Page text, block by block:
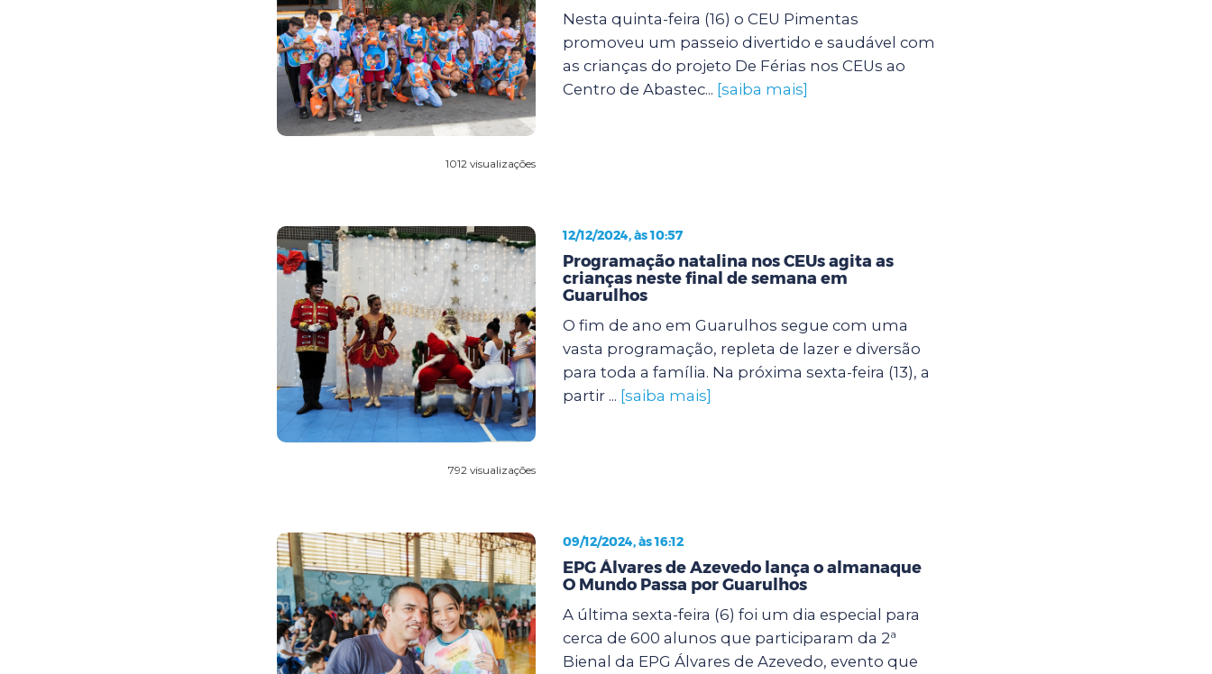
1012 visualizações
Nesta quinta-feira (16) o CEU Pimentas
promoveu um passeio divertido e saudável com
as crianças do projeto De Férias nos CEUs ao
Centro de Abastec... [saiba mais]
792 visualizações
12/12/2024, às 10:57
Programação natalina nos CEUs agita as
crianças neste final de semana em
Guarulhos
O fim de ano em Guarulhos segue com uma
vasta programação, repleta de lazer e diversão
para toda a família. Na próxima sexta-feira (13), a
partir ... [saiba mais]
09/12/2024, às 16:12
EPG Álvares de Azevedo lança o almanaque
O Mundo Passa por Guarulhos
A última sexta-feira (6) foi um dia especial para
cerca de 600 alunos que participaram da 2ª
Bienal da EPG Álvares de Azevedo, evento que